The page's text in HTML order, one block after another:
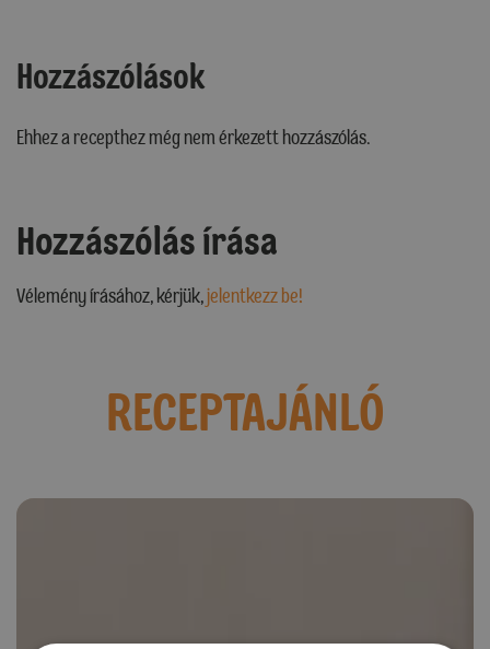
Hozzászólások
Ehhez a recepthez még nem érkezett hozzászólás.
Hozzászólás írása
Vélemény írásához, kérjük,jelentkezz be!
RECEPTAJÁNLÓ